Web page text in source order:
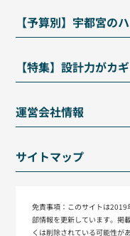
【予算別】宇都宮の
【特集】設計力がカ
運営会社情報
サイトマップ
免責事項： このサイトは
部情報を更新しています。掲
くは削除されている可能性が